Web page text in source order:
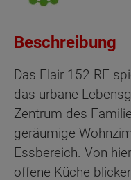
Beschreibung
Das Flair 152 RE
das urbane
Zentrum des
geräumige
Essbereich. Von
offene Küche